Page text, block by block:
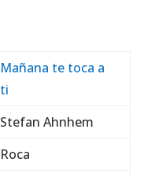
Mañana te toca a
ti
Stefan Ahnhem
Roca